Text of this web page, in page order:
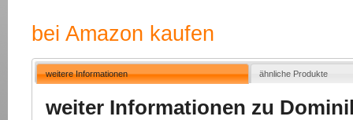
bei Amazon kaufen
weitere Informationen ähnliche Produkte
weiter Informationen zu